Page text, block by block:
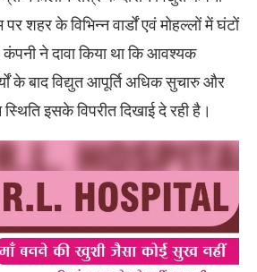
पर शहर के विभिन्न वार्डों एवं मोहल्लों में घंटों
ने दावा किया था कि आवश्यक
के बाद विद्युत आपूर्ति अधिक सुचारु और
स्थिति इसके विपरीत दिखाई दे रही है।